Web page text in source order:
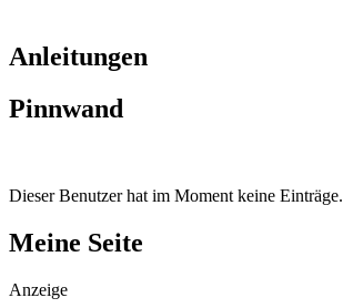
Anleitungen
Pinnwand
Dieser Benutzer hat im Moment keine Einträge.
Meine Seite
Anzeige